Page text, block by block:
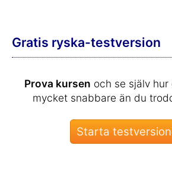
Gratis ryska-testversion
Prova kursen och se själv
mycket snabbare än du